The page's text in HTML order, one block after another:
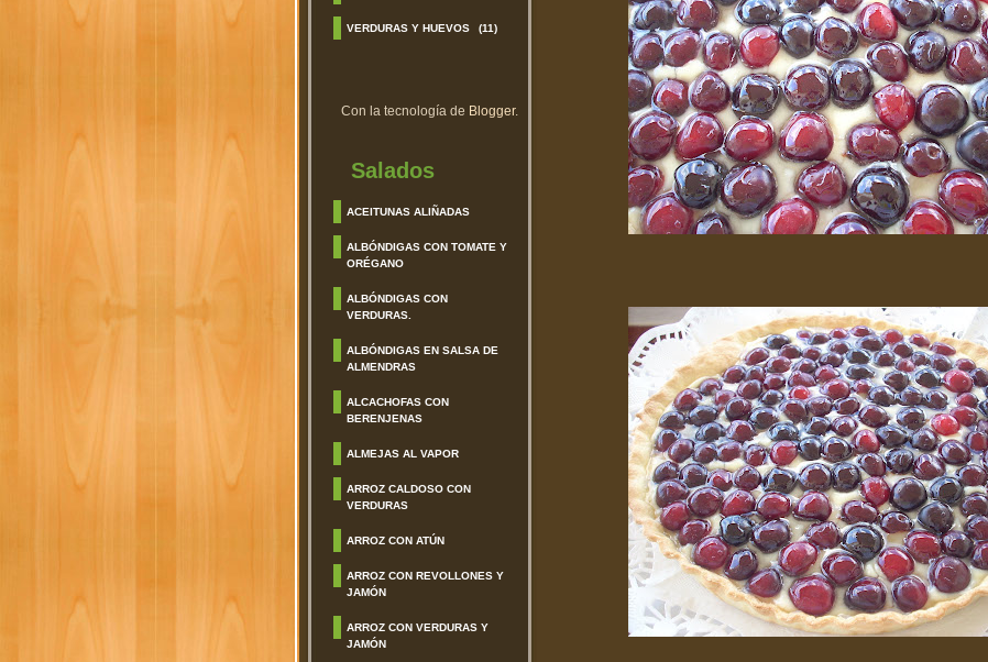
VERDURAS Y HUEVOS (11)
Con la tecnología de Blogger.
Salados
ACEITUNAS ALIÑADAS
ALBÓNDIGAS CON TOMATE Y
ORÉGANO
ALBÓNDIGAS CON
VERDURAS.
ALBÓNDIGAS EN SALSA DE
ALMENDRAS
ALCACHOFAS CON
BERENJENAS
ALMEJAS AL VAPOR
ARROZ CALDOSO CON
VERDURAS
ARROZ CON ATÚN
ARROZ CON REVOLLONES Y
JAMÓN
ARROZ CON VERDURAS Y
JAMÓN